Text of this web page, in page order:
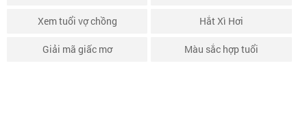
Xem tuổi vợ chồng Hắt Xì Hơi
Giải mã giấc mơ Màu sắc hợp tuổi